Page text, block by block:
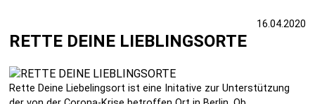
content
16.04.2020
RETTE DEINE LIEBLINGSORTE
Rette Deine Liebelingsort ist eine Initative zur Unterstützung